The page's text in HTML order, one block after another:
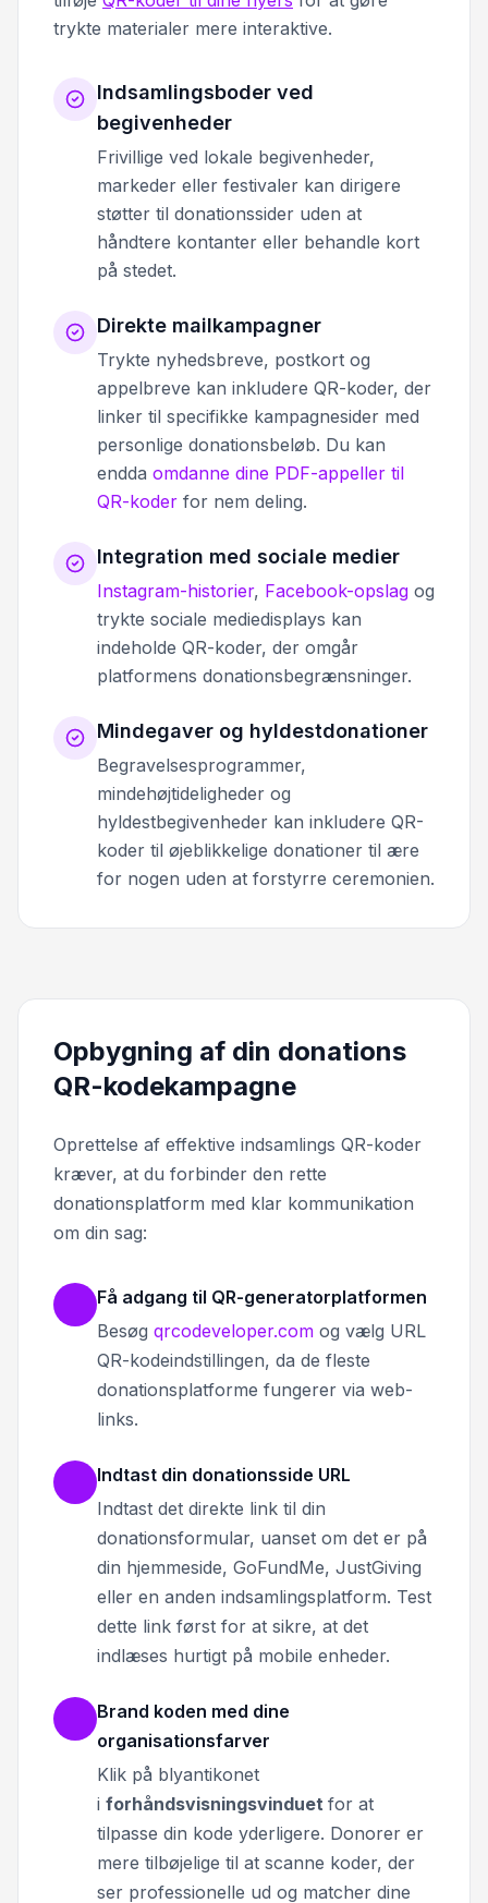
trykte materialer mere interaktive.
Indsamlingsboder ved
begivenheder
Frivillige ved lokale begivenheder,
markeder eller festivaler kan dirigere
støtter til donationssider uden at
håndtere kontanter eller behandle kort
på stedet.
Direkte mailkampagner
Trykte nyhedsbreve, postkort og
appelbreve kan inkludere QR-koder, der
linker til specifikke kampagnesider med
personlige donationsbeløb. Du kan
endda omdanne dine PDF-appeller til
QR-koder for nem deling.
Integration med sociale medier
Instagram-historier, Facebook-opslag og
trykte sociale mediedisplays kan
indeholde QR-koder, der omgår
platformens donationsbegrænsninger.
Mindegaver og hyldestdonationer
Begravelsesprogrammer,
mindehøjtideligheder og
hyldestbegivenheder kan inkludere QR-
koder til øjeblikkelige donationer til ære
for nogen uden at forstyrre ceremonien.
Opbygning af din donations
QR-kodekampagne
Oprettelse af effektive indsamlings QR-koder
kræver, at du forbinder den rette
donationsplatform med klar kommunikation
om din sag:
Få adgang til QR-generatorplatformen
Besøg qrcodeveloper.com og vælg URL
QR-kodeindstillingen, da de fleste
donationsplatforme fungerer via web-
links.
Indtast din donationsside URL
Indtast det direkte link til din
donationsformular, uanset om det er på
din hjemmeside, GoFundMe, JustGiving
eller en anden indsamlingsplatform. Test
dette link først for at sikre, at det
indlæses hurtigt på mobile enheder.
Brand koden med dine
organisationsfarver
Klik på blyantikonet
i forhåndsvisningsvinduet for at
tilpasse din kode yderligere. Donorer er
mere tilbøjelige til at scanne koder, der
ser professionelle ud og matcher dine